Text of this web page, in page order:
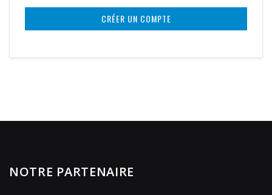
CRÉER UN COMPTE
NOTRE PARTENAIRE